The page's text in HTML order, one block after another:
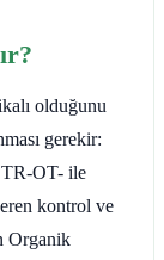
olduğunu
gerekir:
OT- ile
kontrol ve
Organik